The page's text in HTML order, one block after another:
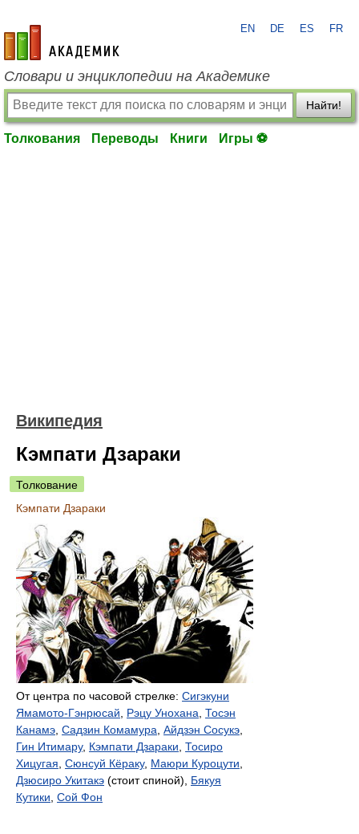
academic.ru
EN DE ES FR
Словари и энциклопедии на Академике
Найти!
Толкования Переводы Книги Игры ⚽
Википедия
Кэмпати Дзараки
Толкование
Кэмпати Дзараки
От центра по часовой стрелке: Сигэкуни
Ямамото-Гэнрюсай
Рэцу Унохана Тосэн
Канамэ Садзин Комамура Айдзэн Сосукэ
Гин Итимару, Кэмпати Дзараки Тосиро
Хицугая Сюнсуй Кёраку, Маюри Куроцути
Дзюсиро Укитакэ (стоит спиной), Бякуя
Кутики Сой Фон